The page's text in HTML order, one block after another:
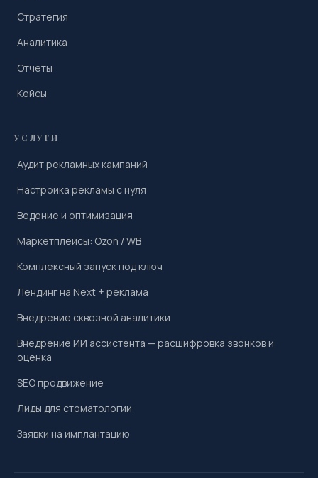
Стратегия
Аналитика
Отчеты
Кейсы
УСЛУГИ
Аудит рекламных кампаний
Настройка рекламы с нуля
Ведение и оптимизация
Маркетплейсы: Ozon / WB
Комплексный запуск под ключ
Лендинг на Next + реклама
Внедрение сквозной аналитики
Внедрение ИИ ассистента — расшифровка звонков и
оценка
SEO продвижение
Лиды для стоматологии
Заявки на имплантацию